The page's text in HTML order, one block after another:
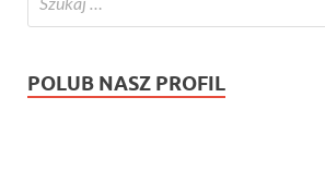
POLUB NASZ PROFIL